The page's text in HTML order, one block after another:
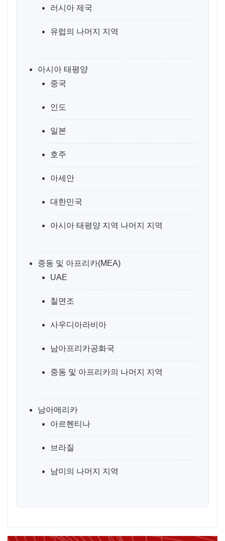
러시아 제국
유럽의 나머지 지역
아시아 태평양
중국
인도
일본
호주
아세안
대한민국
아시아 태평양 지역 나머지 지역
중동 및 아프리카(MEA)
UAE
칠면조
사우디아라비아
남아프리카공화국
중동 및 아프리카의 나머지 지역
남아메리카
아르헨티나
브라질
남미의 나머지 지역